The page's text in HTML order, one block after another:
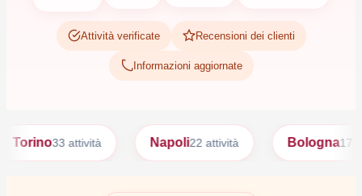
Attività verificate Recensioni dei clienti
Informazioni aggiornate
33 attività 22 attività Bologna17 attività